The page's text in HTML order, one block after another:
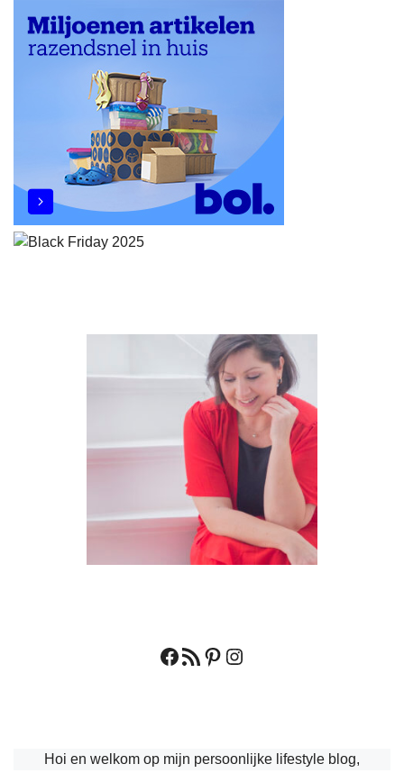
Facebook
RSS feedPinterest
Instagram
Hoi en welkom op mijn persoonlijke lifestyle blog,